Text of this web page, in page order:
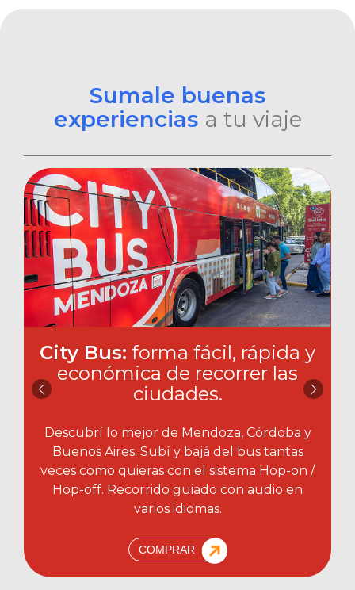
Sumale buenas
experiencias a tu viaje
City Bus: forma fácil, rápida y
económica de recorrer las
ciudades.​
Descubrí lo mejor de Mendoza, Córdoba y
Buenos Aires. Subí y bajá del bus tantas
veces como quieras con el sistema Hop-on /
Hop-off. Recorrido guiado con audio en
varios idiomas.
COMPRAR